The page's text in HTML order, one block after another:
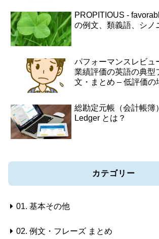
PROPITIOUS -
の例文、類義語、シノ
パフォーマンスレビュ
業績評価の英語の典型
文・まとめ – 低評価の
総勘定元帳（会計帳簿
Ledger とは？
カテゴリー
01. 基本その他
02. 例文・フレーズ まとめ